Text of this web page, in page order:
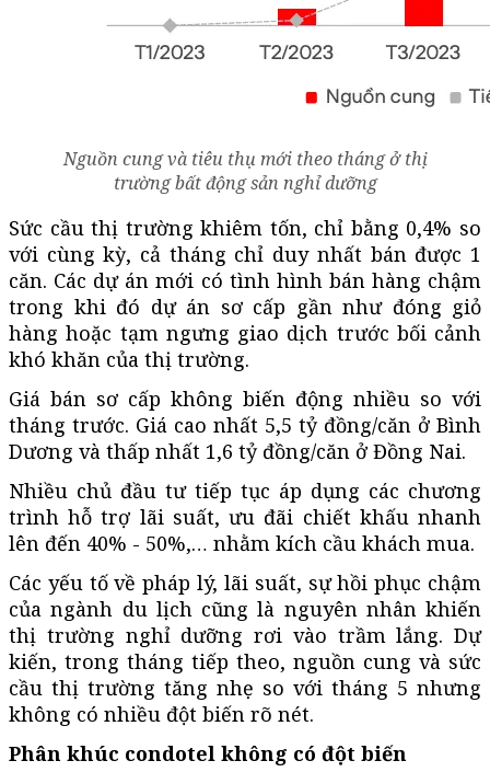
Nguồn cung và tiêu thụ mới theo tháng ở thị
trường bất động sản nghỉ dưỡng
Sức cầu thị trường khiêm tốn, chỉ bằng 0,4% so
với cùng kỳ, cả tháng chỉ duy nhất bán được 1
căn. Các dự án mới có tình hình bán hàng chậm
trong khi đó dự án sơ cấp gần như đóng giỏ
hàng hoặc tạm ngưng giao dịch trước bối cảnh
khó khăn của thị trường.
Giá bán sơ cấp không biến động nhiều so với
tháng trước. Giá cao nhất 5,5 tỷ đồng/căn ở Bình
Dương và thấp nhất 1,6 tỷ đồng/căn ở Đồng Nai.
Nhiều chủ đầu tư tiếp tục áp dụng các chương
trình hỗ trợ lãi suất, ưu đãi chiết khấu nhanh
lên đến 40% - 50%,… nhằm kích cầu khách mua.
Các yếu tố về pháp lý, lãi suất, sự hồi phục chậm
của ngành du lịch cũng là nguyên nhân khiến
thị trường nghỉ dưỡng rơi vào trầm lắng. Dự
kiến, trong tháng tiếp theo, nguồn cung và sức
cầu thị trường tăng nhẹ so với tháng 5 nhưng
không có nhiều đột biến rõ nét.
Phân khúc condotel không có đột biến